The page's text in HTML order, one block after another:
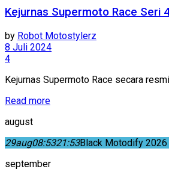
Kejurnas Supermoto Race Seri
by Robot Motostylerz
8 Juli 2024
4
Kejurnas Supermoto Race secara
Read more
august
29aug08:5321:53Black Motodify 2026
september